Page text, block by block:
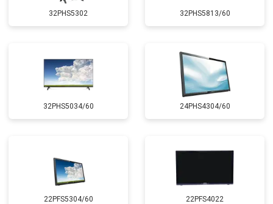
32PHS5302 32PHS5813/60
32PHS5034/60 24PHS4304/60
22PFS5304/60 22PFS4022